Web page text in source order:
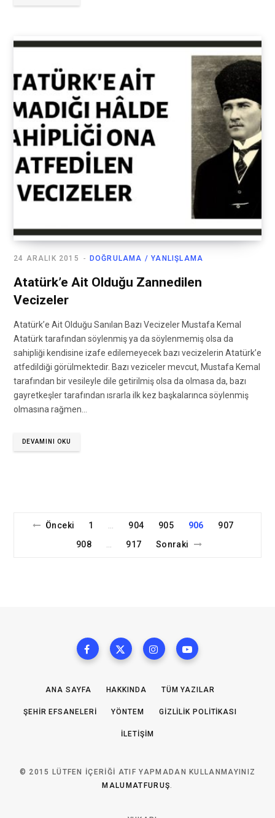
DOĞRULAMA / YANLIŞLAMA
24 ARALIK 2015
Atatürk’e Ait Olduğu Zannedilen
Vecizeler
Atatürk’e Ait Olduğu Sanılan Bazı Vecizeler Mustafa Kemal
Atatürk tarafından söylenmiş ya da söylenmemiş olsa da
sahipliği kendisine izafe edilemeyecek bazı vecizelerin Atatürk’e
atfedildiği görülmektedir. Bazı veziceler mevcut, Mustafa Kemal
tarafından bir vesileyle dile getirilmiş olsa da olmasa da, bazı
gayretkeşler tarafından ısrarla ilk kez başkalarınca söylenmiş
olmasına rağmen…
DEVAMINI OKU
Önceki 1 … 904 905 906
907
908
… 917 Sonraki
ANA SAYFA HAKKINDA TÜM YAZILAR
ŞEHIR EFSANELERI YÖNTEM GIZLILIK POLITIKASI
İLETIŞIM
© 2015 LÜTFEN IÇERIĞI ATIF YAPMADAN KULLANMAYINIZ
MALUMATFURUŞ.